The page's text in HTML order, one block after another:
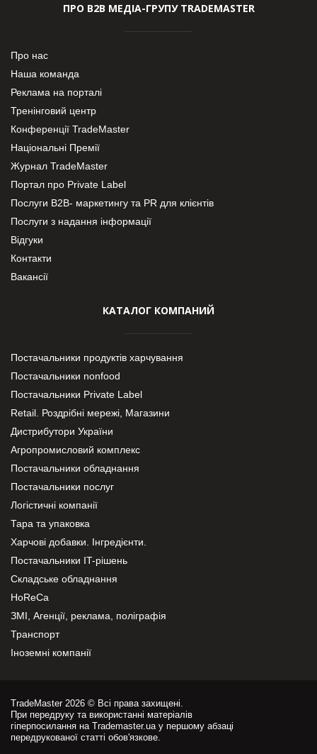
ПРО В2В МЕДІА-ГРУПУ TRADEMASTER
Про нас
Наша команда
Реклама на порталі
Тренінговий центр
Конференції TradeMaster
Національні Премії
Журнал TradeMaster
Портал про Private Label
Послуги В2В- маркетингу та PR для клієнтів
Послуги з надання інформації
Відгуки
Контакти
Вакансії
КАТАЛОГ КОМПАНИЙ
Постачальники продуктів харчування
Постачальники nonfood
Постачальники Private Label
Retail. Роздрібні мережі, Магазини
Дистрибутори України
Агропромисловий комплекс
Постачальники обладнання
Постачальники послуг
Логістичні компанії
Тара та упаковка
Харчові добавки. Інгредієнти.
Постачальники IT-рішень
Складське обладнання
HoReCa
ЗМІ, Агенції, реклама, поліграфія
Транспорт
Іноземні компанії
TradeMaster 2026 © Всі права захищені.
При передруку та використанні матеріалів
гіперпосилання на Trademaster.ua у першому абзаці
передрукованої статті обов'язкове.